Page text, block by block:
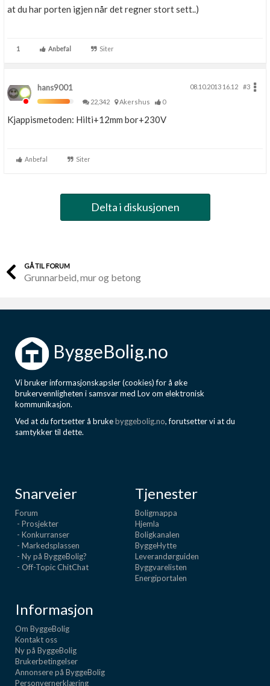
at du har porten igjen når det regner stort sett..)
1 Anbefal Siter
hans9001 08.10.2013 16.12
#3
22,342
Akershus 0
Kjappismetoden: Hilti+12mm bor+230V
Anbefal Siter
Delta i diskusjonen
GÅ TIL FORUM
Grunnarbeid, mur og betong
ByggeBolig.no
Vi bruker informasjonskapsler (cookies) for å øke
brukervennligheten i samsvar med Lov om elektronisk
kommunikasjon.
Ved at du fortsetter å brukebyggebolig.no, forutsetter vi at du
samtykker til dette.
Snarveier
Forum
- Prosjekter
- Konkurranser
- Markedsplassen
- Ny på ByggeBolig?
- Off-Topic ChitChat
Tjenester
Boligmappa
Hjemla
Boligkanalen
ByggeHytte
Leverandørguiden
Byggvarelisten
Energiportalen
Informasjon
Om ByggeBolig
Kontakt oss
Ny på ByggeBolig
Brukerbetingelser
Annonsere på ByggeBolig
Personvernerklæring